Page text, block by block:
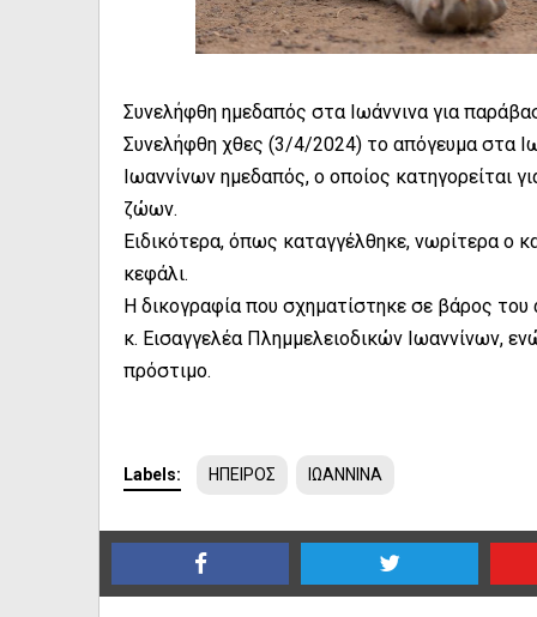
Συνελήφθη ημεδαπός στα Ιωάννινα για
Συνελήφθη χθες (3/4/2024) το απόγευμα στα
Ιωαννίνων ημεδαπός, ο οποίος κατηγορείται
ζώων.
Ειδικότερα, όπως καταγγέλθηκε, νωρίτερα ο
κεφάλι.
Η δικογραφία που σχηματίστηκε σε βάρος
κ. Εισαγγελέα Πλημμελειοδικών Ιωαννίνων,
πρόστιμο.
Labels: ΗΠΕΙΡΟΣ ΙΩΑΝΝΙΝΑ